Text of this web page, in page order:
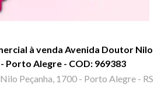
à venda Avenida Doutor Nilo
Porto Alegre - COD: 969383
Peçanha, 1700 - Porto Alegre - RS